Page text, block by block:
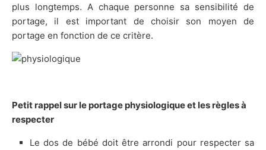
plus longtemps. A chaque personne sa sensibilité de
portage, il est important de choisir son moyen de
portage en fonction de ce critère.
Petit rappel sur le portage physiologique et les règles à
respecter
Le dos de bébé doit être arrondi pour respecter sa